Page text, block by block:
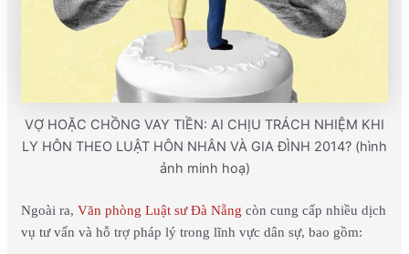
VỢ HOẶC CHỒNG VAY TIỀN: AI CHỊU TRÁCH NHIỆM KHI
LY HÔN THEO LUẬT HÔN NHÂN VÀ GIA ĐÌNH 2014? (hình
ảnh minh hoạ)
Ngoài ra, Văn phòng Luật sư Đà Nẵng còn cung cấp nhiều dịch
vụ tư vấn và hỗ trợ pháp lý trong lĩnh vực dân sự, bao gồm: